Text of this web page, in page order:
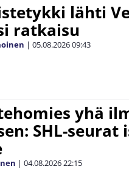
lähti
ratkaisu
| 05.08.202609:43
yhä
SHL-seurat
| 04.08.202622:15